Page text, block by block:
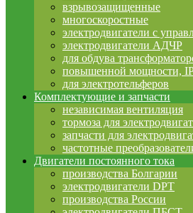
взрывозащищенные
многоскоростные
электродвигатели с
электродвигатели АДЧР
для обдува
повышенной мощности,
для электротельферов
Комплектующие и запчасти
независимая вентиляция
тормоза для
запчасти для
частотные
Двигатели постоянного тока
производства Болгарии
электродвигатели DPT
производства России